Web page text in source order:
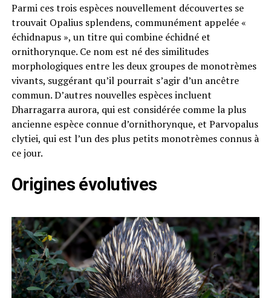
Parmi ces trois espèces nouvellement découvertes se
trouvait Opalius splendens, communément appelée «
échidnapus », un titre qui combine échidné et
ornithorynque. Ce nom est né des similitudes
morphologiques entre les deux groupes de monotrèmes
vivants, suggérant qu’il pourrait s’agir d’un ancêtre
commun. D’autres nouvelles espèces incluent
Dharragarra aurora, qui est considérée comme la plus
ancienne espèce connue d’ornithorynque, et Parvopalus
clytiei, qui est l’un des plus petits monotrèmes connus à
ce jour.
Origines évolutives